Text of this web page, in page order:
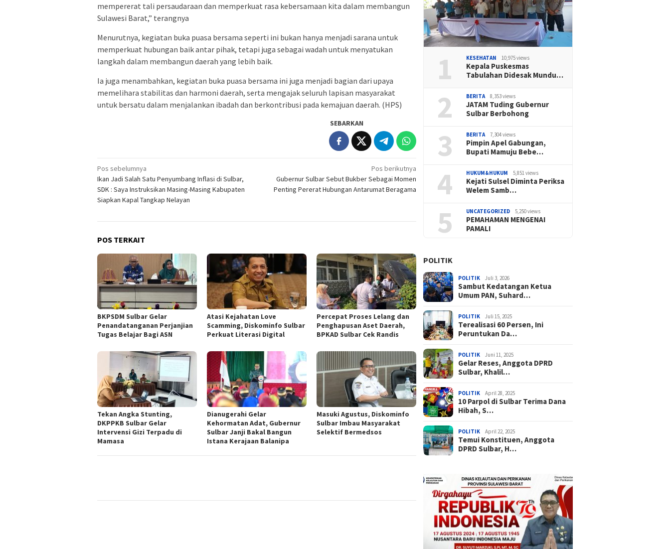
mempererat tali persaudaraan dan memperkuat rasa kebersamaan kita dalam membangun
Sulawesi Barat,” terangnya
Menurutnya, kegiatan buka puasa bersama seperti ini bukan hanya menjadi sarana untuk
memperkuat hubungan baik antar pihak, tetapi juga sebagai wadah untuk menyatukan
langkah dalam membangun daerah yang lebih baik.
Ia juga menambahkan, kegiatan buka puasa bersama ini juga menjadi bagian dari upaya
memelihara stabilitas dan harmoni daerah, serta mengajak seluruh lapisan masyarakat
untuk bersatu dalam menjalankan ibadah dan berkontribusi pada kemajuan daerah. (HPS)
SEBARKAN
Navigasi
pos
Pos sebelumnya
Ikan Jadi Salah Satu Penyumbang Inflasi di Sulbar,
SDK : Saya Instruksikan Masing-Masing Kabupaten
Siapkan Kapal Tangkap Nelayan
Pos berikutnya
Gubernur Sulbar Sebut Bukber Sebagai Momen
Penting Pererat Hubungan Antarumat Beragama
POS TERKAIT
BKPSDM Sulbar Gelar
Penandatanganan Perjanjian
Tugas Belajar Bagi ASN
Atasi Kejahatan Love
Scamming, Diskominfo Sulbar
Perkuat Literasi Digital
Percepat Proses Lelang dan
Penghapusan Aset Daerah,
BPKAD Sulbar Cek Randis
Tekan Angka Stunting,
DKPPKB Sulbar Gelar
Intervensi Gizi Terpadu di
Mamasa
Dianugerahi Gelar
Kehormatan Adat, Gubernur
Sulbar Janji Bakal Bangun
Istana Kerajaan Balanipa
Masuki Agustus, Diskominfo
Sulbar Imbau Masyarakat
Selektif Bermedsos
1 KESEHATAN 10,975 views
Kepala Puskesmas
Tabulahan Didesak Mundu…
2 BERITA 8,353 views
JATAM Tuding Gubernur
Sulbar Berbohong
3 BERITA 7,304 views
Pimpin Apel Gabungan,
Bupati Mamuju Bebe…
4 HUKUM&HUKUM 5,851 views
Kejati Sulsel Diminta Periksa
Welem Samb…
5 UNCATEGORIZED 5,250 views
PEMAHAMAN MENGENAI
PAMALI
POLITIK
POLITIK Juli 3, 2026
Sambut Kedatangan Ketua
Umum PAN, Suhard…
POLITIK Juli 15, 2025
Terealisasi 60 Persen, Ini
Peruntukan Da…
POLITIK Juni 11, 2025
Gelar Reses, Anggota DPRD
Sulbar, Khalil…
POLITIK April 28, 2025
10 Parpol di Sulbar Terima Dana
Hibah, S…
POLITIK April 22, 2025
Temui Konstituen, Anggota
DPRD Sulbar, H…